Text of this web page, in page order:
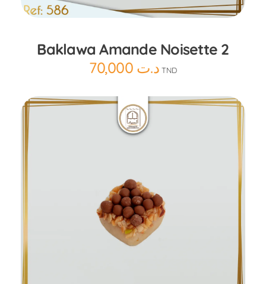
Baklawa Amande Noisette 2
د.ت 70,000 TND